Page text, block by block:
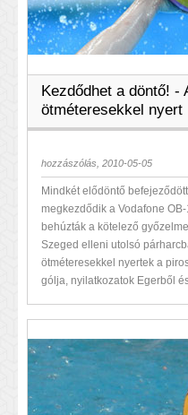
Kezdődhet a döntő! -
ötméteresekkel nyert
hozzászólás, 2010-05-05
Mindkét elődöntő
megkezdődik a Vodafone
behúzták a kötelező
Szeged elleni utolsó
ötméteresekkel nyertek a
gólja, nyilatkozatok Egerből